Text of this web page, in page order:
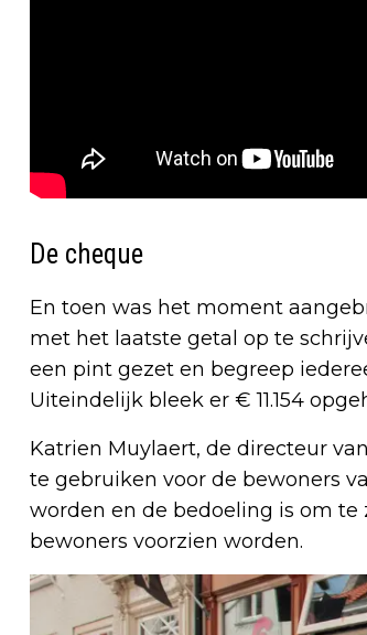
De cheque
En toen was het moment
met het laatste getal op te
een pint gezet en begreep
Uiteindelijk bleek er € 11.154
Katrien Muylaert, de directeur
te gebruiken voor de bewoners
worden en de bedoeling is om
bewoners voorzien worden.